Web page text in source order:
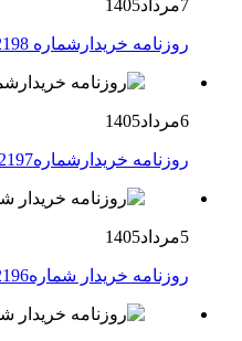
7مرداد1405
روزنامه خریدارشماره 2198
6مرداد1405
روزنامه خریدارشماره2197
5مرداد1405
روزنامه خریدار شماره2196